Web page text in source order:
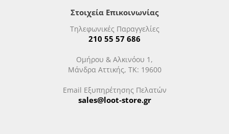
Στοιχεία Επικοινωνίας
Τηλεφωνικές Παραγγελίες
210 55 57 686
Ομήρου & Αλκινόου 1,
Μάνδρα Αττικής, ΤΚ: 19600
Email Εξυπηρέτησης Πελατών
sales@loot-store.gr